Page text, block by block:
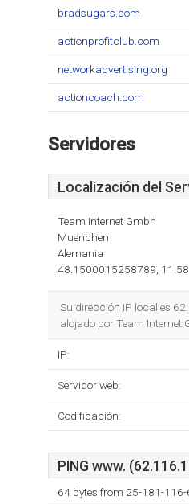
bradsugars.com
actionprofitclub.com
networkadvertising.org
actioncoach.com
Servidores
Localización del
Team Internet Gmbh
Muenchen
Alemania
48.1500015258789,
Su dirección IP local es
alojado por Team Internet
IP:
Servidor web:
Codificación:
PING www.
64 bytes from 25-181-